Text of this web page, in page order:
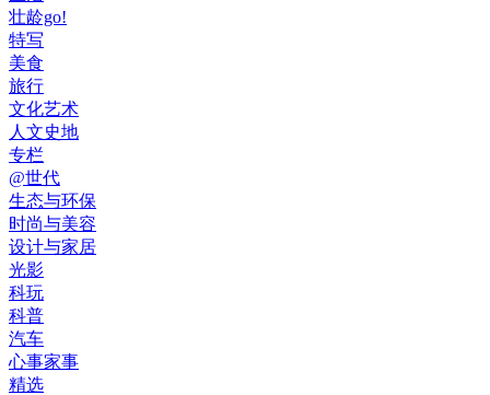
壮龄go!
特写
美食
旅行
文化艺术
人文史地
专栏
@世代
生态与环保
时尚与美容
设计与家居
光影
科玩
科普
汽车
心事家事
精选